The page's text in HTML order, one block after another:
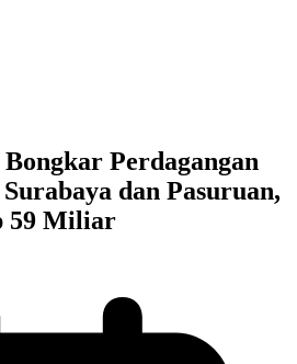
Perdagangan
dan Pasuruan,
59 Miliar